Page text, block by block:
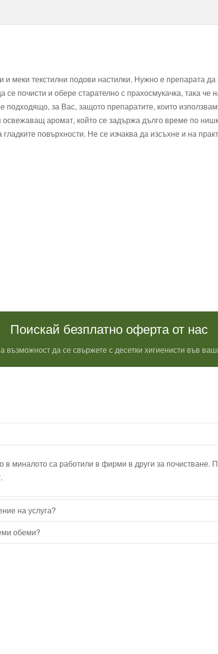
меки текстилни подови настилки. Нужно е препарата
почисти и обере старателно с прахосмукачка, така че
подходящо, за Вас, защото препаратите, които
освежаващ аромат, който се задържа дълго време по
повърхности. Не се изчаква да изсъхне и на
Поискай безплатно оферта от нас
възможност да се свържете с десетки хигиенисти във
в миналото са работили в фирми в други за почистване.
на услуга?
обеми?